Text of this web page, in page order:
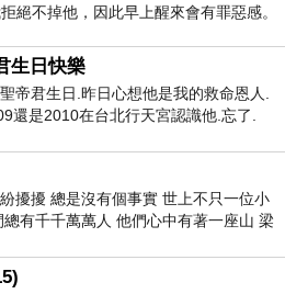
絕不掉他，因此早上醒來會有罪惡感。
生日快樂
帝君生日.昨日心想他是我的救命恩人.
還是2010在台北行天宮認識他.忘了.
友的網友學
擾擾 總是沒有個事實 世上不只一位小
總有千千萬萬人 他們心中有著一座山 梁
衡恆嵩 一山之高